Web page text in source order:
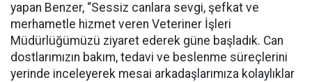
yapan Benzer, “Sessiz canlara sevgi, şefkat ve
merhametle hizmet veren Veteriner İşleri
Müdürlüğümüzü ziyaret ederek güne başladık. Can
dostlarımızın bakım, tedavi ve beslenme süreçlerini
yerinde inceleyerek mesai arkadaşlarımıza kolaylıklar